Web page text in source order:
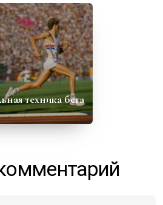
техника бега